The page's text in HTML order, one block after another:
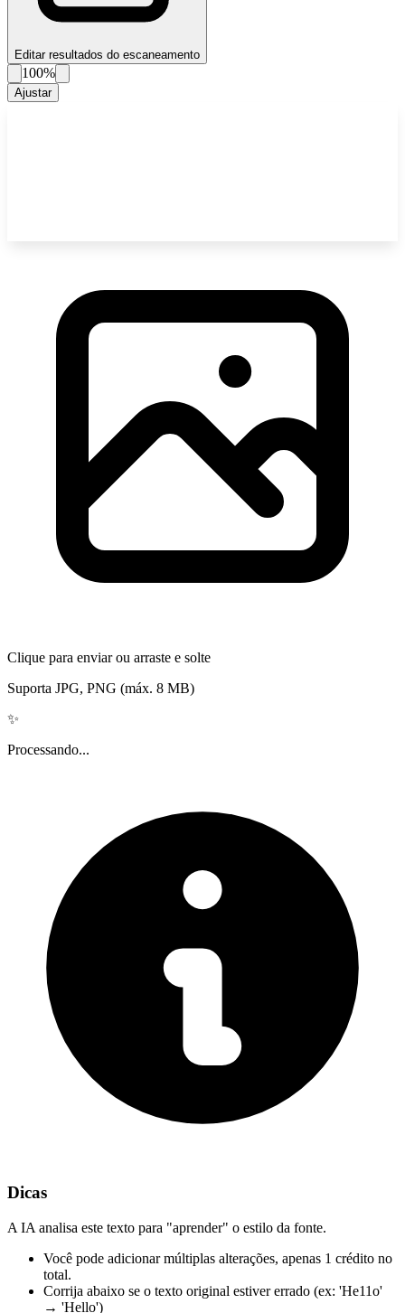
Editar resultados do escaneamento
100%
Ajustar
Clique para enviar ou arraste e solte
Suporta JPG, PNG (máx. 8 MB)
✨
Processando...
Dicas
A IA analisa este texto para "aprender" o estilo da fonte.
Você pode adicionar múltiplas alterações, apenas 1 crédito no
total.
Corrija abaixo se o texto original estiver errado (ex: 'He11o'
→ 'Hello')